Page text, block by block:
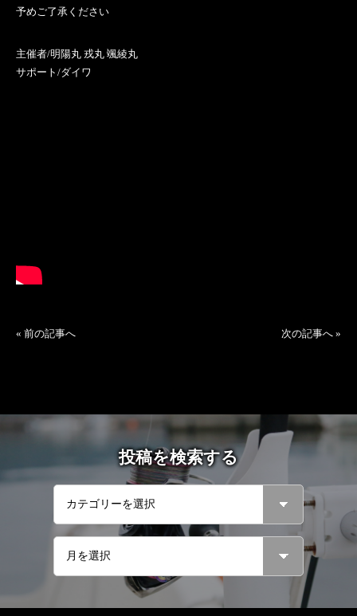
予めご了承ください
主催者/明陽丸 戎丸 颯綾丸
サポート/ダイワ
« 前の記事へ 次の記事へ »
投稿を検索する